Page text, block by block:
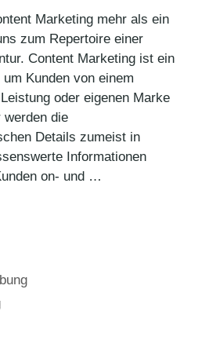
Marketing mehr als ein
zum Repertoire einer
Content Marketing ist ein
Kunden von einem
oder eigenen Marke
werden die
Details zumeist in
Informationen
on- und …